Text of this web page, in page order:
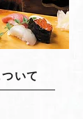
いて